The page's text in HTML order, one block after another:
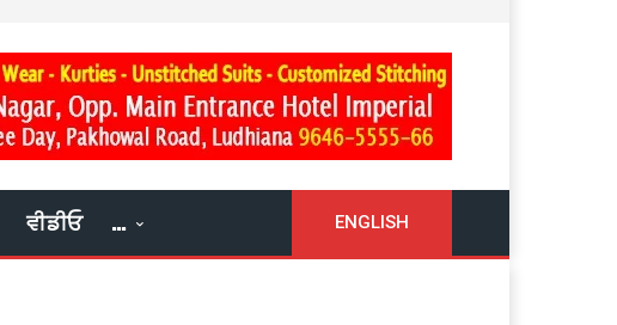
ਵੀਡੀਓ … ENGLISH